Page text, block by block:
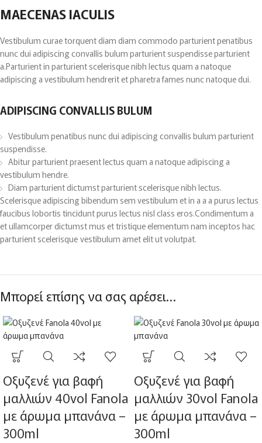
MAECENAS IACULIS
Vestibulum curae torquent diam diam commodo parturient penatibus
nunc dui adipiscing convallis bulum parturient suspendisse parturient
a.Parturient in parturient scelerisque nibh lectus quam a natoque
adipiscing a vestibulum hendrerit et pharetra fames nunc natoque dui.
ADIPISCING CONVALLIS BULUM
Vestibulum penatibus nunc dui adipiscing convallis bulum parturient
suspendisse.
Abitur parturient praesent lectus quam a natoque adipiscing a
vestibulum hendre.
Diam parturient dictumst parturient scelerisque nibh lectus.
Scelerisque adipiscing bibendum sem vestibulum et in a a a purus lectus
faucibus lobortis tincidunt purus lectus nisl class eros.Condimentum a
et ullamcorper dictumst mus et tristique elementum nam inceptos hac
parturient scelerisque vestibulum amet elit ut volutpat.
Μπορεί επίσης να σας αρέσει…
Οξυζενέ για βαφή
μαλλιών 40vol Fanola
με άρωμα μπανάνα –
300ml
Οξυζενέ για βαφή
μαλλιών 30vol Fanola
με άρωμα μπανάνα –
300ml